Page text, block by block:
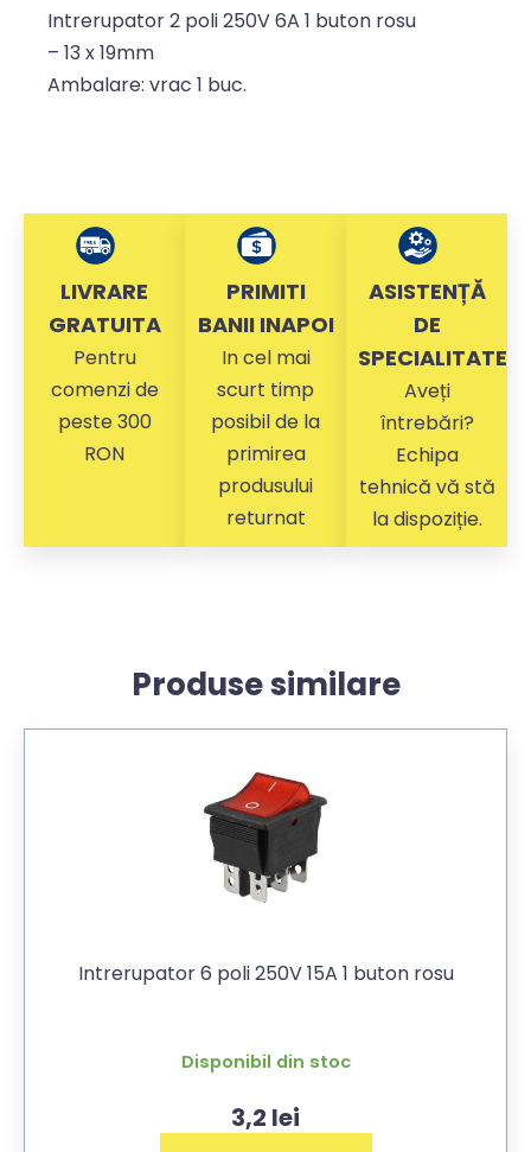
Intrerupator 2 poli 250V 6A 1 buton rosu
– 13 x 19mm
Ambalare: vrac 1 buc.
LIVRARE
GRATUITA
Pentru
comenzi de
peste 300
RON
PRIMITI
BANII INAPOI
In cel mai
scurt timp
posibil de la
primirea
produsului
returnat
ASISTENȚĂ
DE
SPECIALITATE
Aveți
întrebări?
Echipa
tehnică vă stă
la dispoziție.
Produse similare
Intrerupator 6 poli 250V 15A 1 buton rosu
Disponibil din stoc
3,2 lei